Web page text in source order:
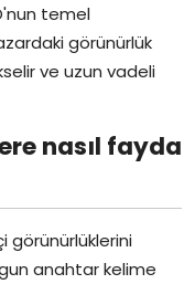
temel
görünürlük
ve uzun vadeli
nasıl fayda
görünürlüklerini
anahtar kelime